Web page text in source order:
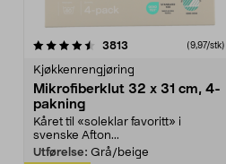
3813 anmeldelser(9,97/stk)
Kjøkkenrengjøring
Mikrofiberklut 32 x 31 cm, 4-
pakning
Kåret til «soleklar favoritt» i
svenske Afton...
Utførelse: Grå/beige
4.5av 5 stjerner